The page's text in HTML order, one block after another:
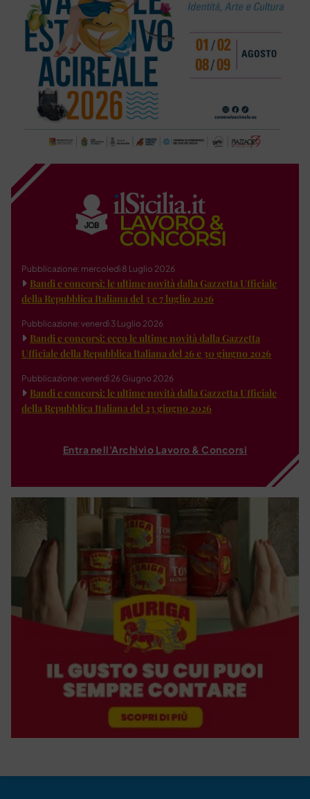
Pubblicazione: mercoledì 8 Luglio 2026
Bandi e concorsi: le ultime novità dalla Gazzetta Ufficiale
della Repubblica Italiana del 3 e 7 luglio 2026
Pubblicazione: venerdì 3 Luglio 2026
Bandi e concorsi: ecco le ultime novità dalla Gazzetta
Ufficiale della Repubblica Italiana del 26 e 30 giugno 2026
Pubblicazione: venerdì 26 Giugno 2026
Bandi e concorsi: le ultime novità dalla Gazzetta Ufficiale
della Repubblica Italiana del 23 giugno 2026
Entra nell'Archivio Lavoro & Concorsi